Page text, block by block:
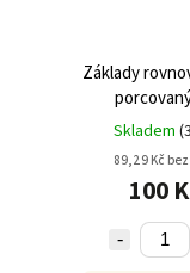
Základy
Skladem (
89,29 Kč bez
100